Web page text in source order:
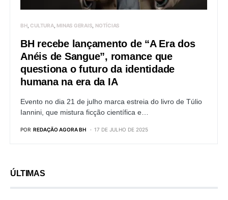
BH CULTURA MINAS GERAIS NOTÍCIAS
BH recebe lançamento de “A Era dos
Anéis de Sangue”, romance que
questiona o futuro da identidade
humana na era da IA
Evento no dia 21 de julho marca estreia do livro de Túlio
Iannini, que mistura ficção científica e…
POR REDAÇÃO AGORA BH 17 DE JULHO DE 2025
ÚLTIMAS